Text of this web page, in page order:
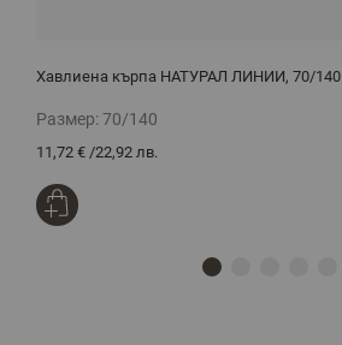
Хавлиена кърпа НАТУРАЛ ЛИНИИ, 70/140
Размер:70/140
11,72 € /22,92 лв.